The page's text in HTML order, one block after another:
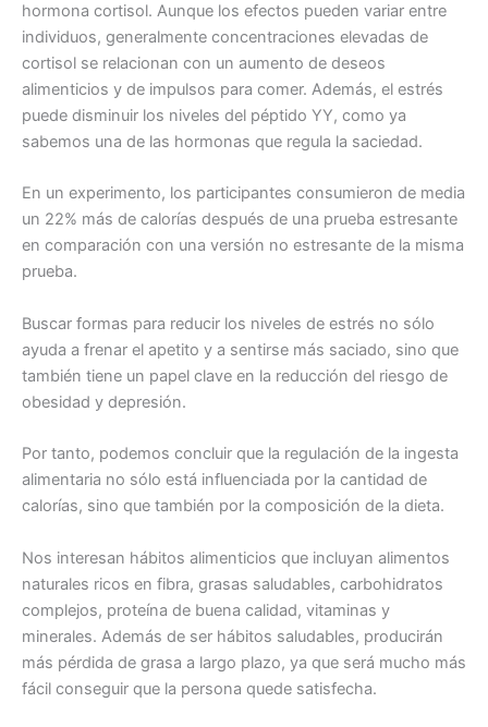
hormona cortisol. Aunque los efectos pueden variar entre
individuos, generalmente concentraciones elevadas de
cortisol se relacionan con un aumento de deseos
alimenticios y de impulsos para comer. Además, el estrés
puede disminuir los niveles del péptido YY, como ya
sabemos una de las hormonas que regula la saciedad.
En un experimento, los participantes consumieron de media
un 22% más de calorías después de una prueba estresante
en comparación con una versión no estresante de la misma
prueba.
Buscar formas para reducir los niveles de estrés no sólo
ayuda a frenar el apetito y a sentirse más saciado, sino que
también tiene un papel clave en la reducción del riesgo de
obesidad y depresión.
Por tanto, podemos concluir que la regulación de la ingesta
alimentaria no sólo está influenciada por la cantidad de
calorías, sino que también por la composición de la dieta.
Nos interesan hábitos alimenticios que incluyan alimentos
naturales ricos en fibra, grasas saludables, carbohidratos
complejos, proteína de buena calidad, vitaminas y
minerales. Además de ser hábitos saludables, producirán
más pérdida de grasa a largo plazo, ya que será mucho más
fácil conseguir que la persona quede satisfecha.